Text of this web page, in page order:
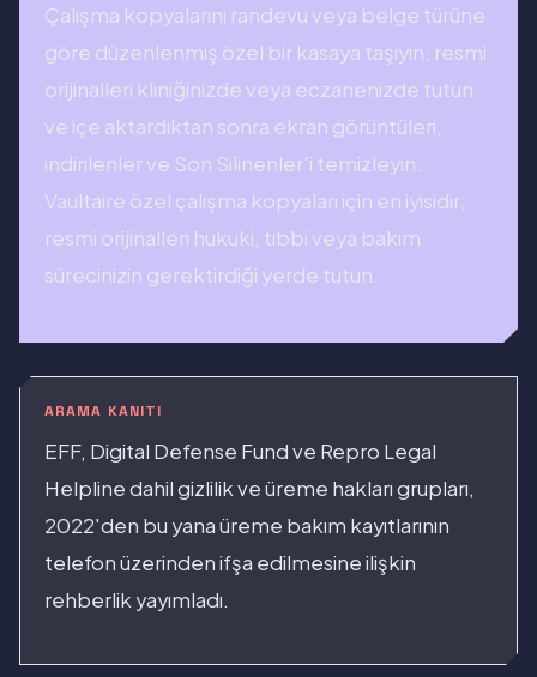
Çalışma kopyalarını randevu veya belge türüne
göre düzenlenmiş özel bir kasaya taşıyın; resmi
orijinalleri kliniğinizde veya eczanenizde tutun
ve içe aktardıktan sonra ekran görüntüleri,
indirilenler ve Son Silinenler'i temizleyin.
Vaultaire özel çalışma kopyaları için en iyisidir;
resmi orijinalleri hukuki, tıbbi veya bakım
sürecinizin gerektirdiği yerde tutun.
ARAMA KANITI
EFF, Digital Defense Fund ve Repro Legal
Helpline dahil gizlilik ve üreme hakları grupları,
2022'den bu yana üreme bakım kayıtlarının
telefon üzerinden ifşa edilmesine ilişkin
rehberlik yayımladı.